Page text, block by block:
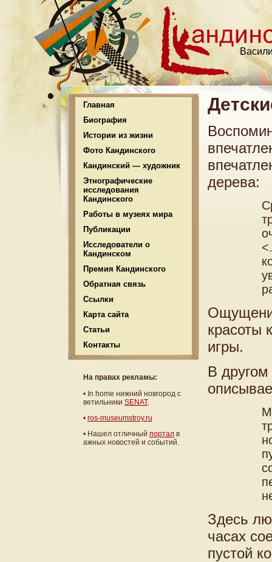
Главная
Биография
Истории из жизни
Фото Кандинского
Кандинский — художник
Этнографические
исследования
Кандинского
Работы в музеях мира
Публикации
Исследователи о
Кандинском
Премия Кандинского
Обратная связь
Ссылки
Карта сайта
Статьи
Контакты
На правах рекламы:
• In home нижний новгород с
ветильники SENAT.
• ros-museumstroy.ru
• Нашел отличный портал в
ажных новостей и событий.
дерева:
красоты
игры.
В
Здесь
часах
пустой